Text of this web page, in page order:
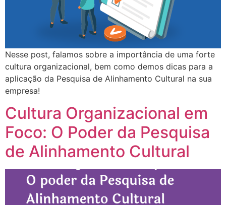
Nesse post, falamos sobre a importância de uma forte
cultura organizacional, bem como demos dicas para a
aplicação da Pesquisa de Alinhamento Cultural na sua
empresa!
Cultura Organizacional em
Foco: O Poder da Pesquisa
de Alinhamento Cultural